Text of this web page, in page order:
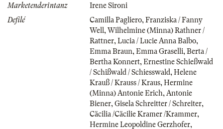
Marketenderintanz
Irene Sironi
Defilé
Camilla Pagliero, Franziska / Fanny
Well , Wilhelmine (Minna) Rathner /
Rattner, Lucia / Lucie Anna Balbo,
Emma Braun, Emma Graselli, Berta /
Bertha Konnert, Ernestine Schießwald
/ Schißwald / Schiesswald, Helene
Krauß / Krauss / Kraus, Hermine
(Minna) Antonie Erich, Antonie
Biener, Gisela Schreitter / Schreiter,
Cäcilia /Cäcilie Kramer /Krammer,
Hermine Leopoldine Gerzhofer,